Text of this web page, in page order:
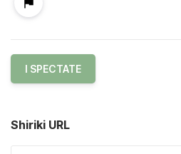
I SPECTATE
Shiriki URL